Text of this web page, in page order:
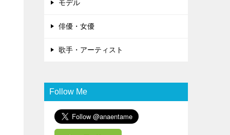
モデル
俳優・女優
歌手・アーティスト
Follow Me